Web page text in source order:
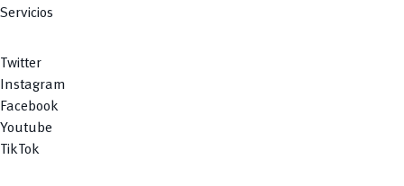
Servicios
Twitter
Instagram
Facebook
Youtube
TikTok